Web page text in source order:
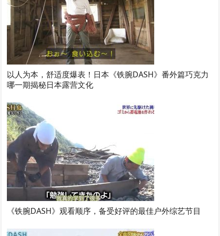
以人为本，舒适度爆表！日本《铁腕DASH》番外篇巧克力
哪一期揭秘日本露营文化
《铁腕DASH》观看顺序，备受好评的最佳户外综艺节目